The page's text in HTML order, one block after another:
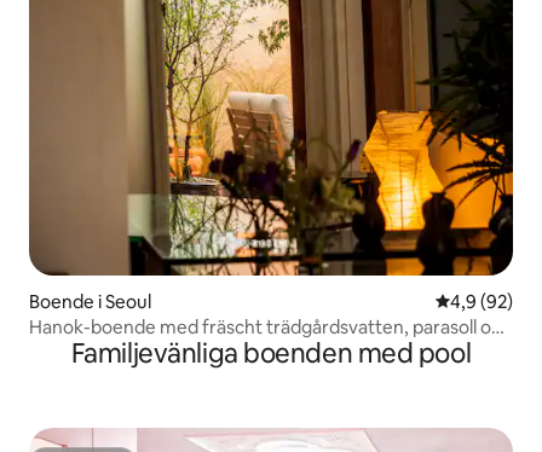
Boende i Seoul 4,9 av 5 i
4,9 (92)
Hanok-boende med fräscht trädgårdsvatten, parasoll och
natur i stadens hjärta #Modern# Privat trädgård
Familjevänliga boenden med pool